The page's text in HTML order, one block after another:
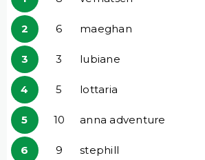
2 6 maeghan
3 3 lubiane
4 5 lottaria
5 10 anna adventure
6 9 stephill